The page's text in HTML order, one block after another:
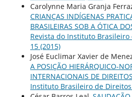
Carolynne Maria Granja
CRIANÇAS INDÍGENAS
BRASILEIRAS SOB A ÓTICA
Revista do Instituto
15 (2015)
José Euclimar Xavier de
A POSIÇÃO HIERÁRQUICO-
INTERNACIONAIS DE
Instituto Brasileiro de